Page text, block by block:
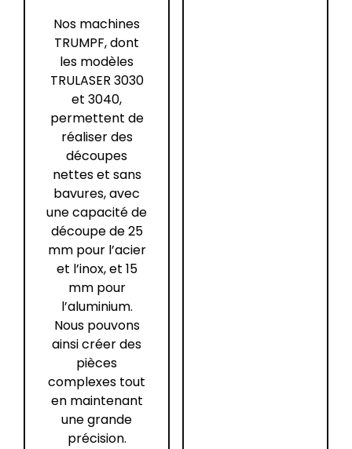
Nos machines
TRUMPF, dont
les modèles
TRULASER 3030
et 3040,
permettent de
réaliser des
découpes
nettes et sans
bavures, avec
une capacité de
découpe de 25
mm pour l’acier
et l’inox, et 15
mm pour
l’aluminium.
Nous pouvons
ainsi créer des
pièces
complexes tout
en maintenant
une grande
précision.